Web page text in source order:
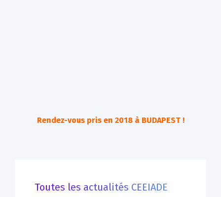
Rendez-vous pris en 2018 à BUDAPEST !
Toutes les actualités CEEIADE